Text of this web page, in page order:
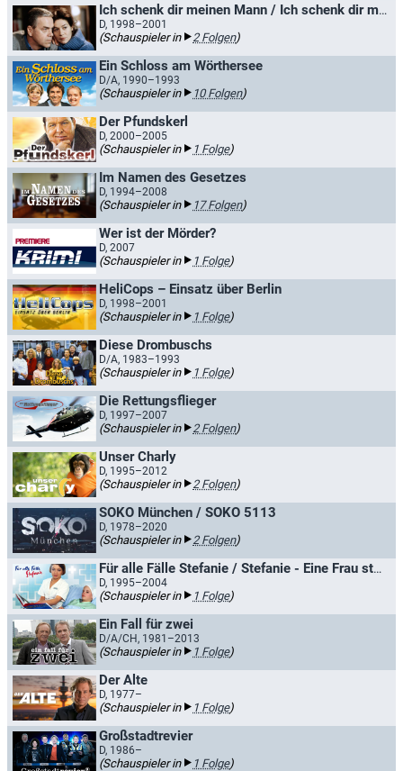
Ich schenk dir meinen Mann / Ich schenk dir meinen Mann 2
D, 1998–2001
(Schauspieler in 2 Folgen)
Ein Schloss am Wörthersee
D/A, 1990–1993
(Schauspieler in 10 Folgen)
Der Pfundskerl
D, 2000–2005
(Schauspieler in 1 Folge)
Im Namen des Gesetzes
D, 1994–2008
(Schauspieler in 17 Folgen)
Wer ist der Mörder?
D, 2007
(Schauspieler in 1 Folge)
HeliCops – Einsatz über Berlin
D, 1998–2001
(Schauspieler in 1 Folge)
Diese Drombuschs
D/A, 1983–1993
(Schauspieler in 1 Folge)
Die Rettungsflieger
D, 1997–2007
(Schauspieler in 2 Folgen)
Unser Charly
D, 1995–2012
(Schauspieler in 2 Folgen)
SOKO München / SOKO 5113
D, 1978–2020
(Schauspieler in 2 Folgen)
Für alle Fälle Stefanie / Stefanie - Eine Frau startet durch
D, 1995–2004
(Schauspieler in 1 Folge)
Ein Fall für zwei
D/A/CH, 1981–2013
(Schauspieler in 1 Folge)
Der Alte
D, 1977–
(Schauspieler in 1 Folge)
Großstadtrevier
D, 1986–
(Schauspieler in 1 Folge)